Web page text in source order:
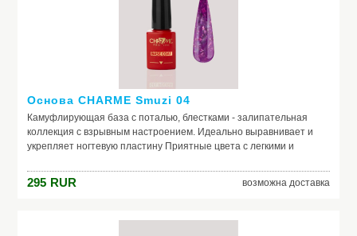
Основа CHARME Smuzi 04
Камуфлирующая база с поталью, блестками - залипательная
коллекция с взрывным настроением. Идеально выравнивает и
укрепляет ногтевую пластину Приятные цвета с легкими и
блесток, которую так и хочется рассматривать
295 RUR возможна доставка